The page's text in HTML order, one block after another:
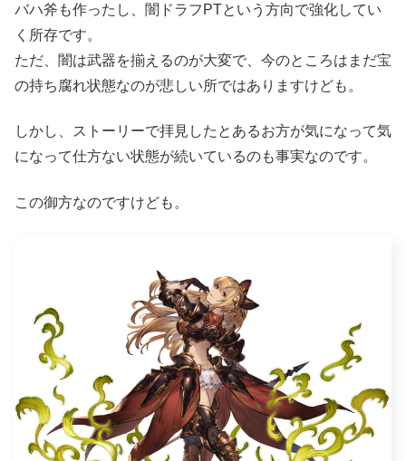
バハ斧も作ったし、闇ドラフPTという方向で強化してい
く所存です。
ただ、闇は武器を揃えるのが大変で、今のところはまだ宝
の持ち腐れ状態なのが悲しい所ではありますけども。
しかし、ストーリーで拝見したとあるお方が気になって気
になって仕方ない状態が続いているのも事実なのです。
この御方なのですけども。